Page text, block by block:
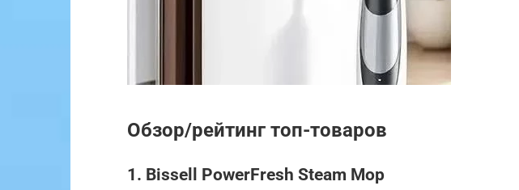
Обзор/рейтинг топ-товаров
1. Bissell PowerFresh Steam Mop